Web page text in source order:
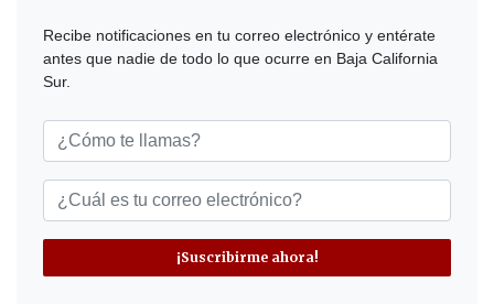
Recibe notificaciones en tu correo electrónico y entérate
antes que nadie de todo lo que ocurre en Baja California
Sur.
¡Suscribirme ahora!